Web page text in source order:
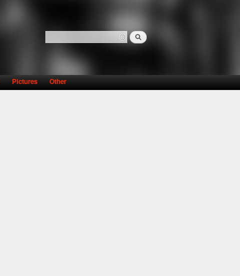
Search form
Search
Pictures Other